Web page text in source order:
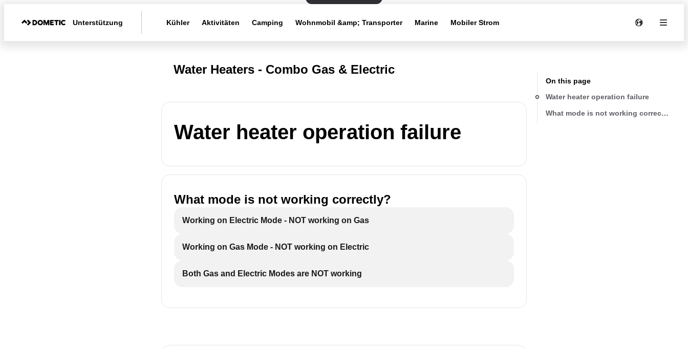
Unterstützung Kühler Aktivitäten Camping Wohnmobil &amp; Transporter Marine Mobiler Strom
Water Heaters - Combo Gas & Electric
Water heater operation failure
What mode is not working correctly?
Working on Electric Mode - NOT working on Gas
Working on Gas Mode - NOT working on Electric
Both Gas and Electric Modes are NOT working
On this page
Water heater operation failure
What mode is not working correctly?